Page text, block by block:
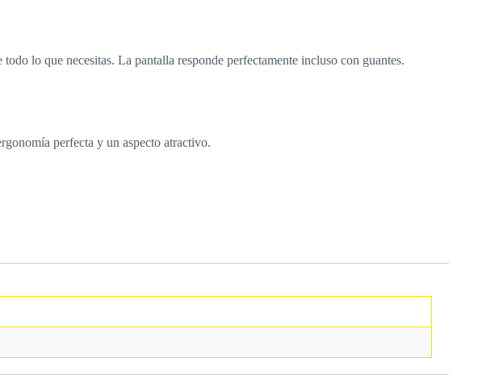
lo que necesitas. La pantalla responde perfectamente incluso con guantes.
perfecta y un aspecto atractivo.